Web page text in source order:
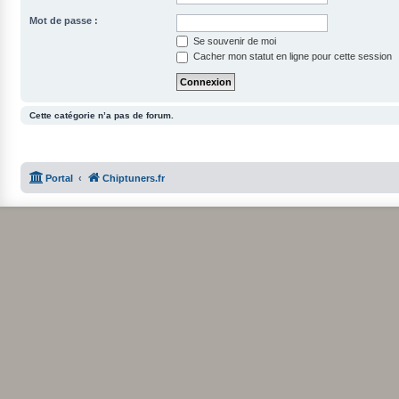
Mot de passe :
Se souvenir de moi
Cacher mon statut en ligne pour cette session
Cette catégorie n’a pas de forum.
Portal Chiptuners.fr